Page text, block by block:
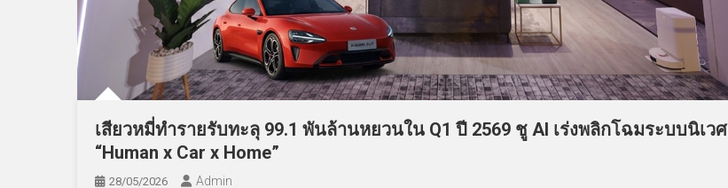
เสียวหมี่ทำรายรับทะลุ 99.1 พันล้านหยวนใน Q1 ปี 2569 ชู AI เร่งพลิกโฉมระบบนิเวศ
“Human x Car x Home”
28/05/2026 Admin